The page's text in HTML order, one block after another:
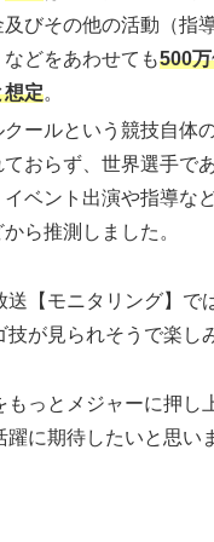
及びその他の活動（指
どをあわせても500
想定。
ールという競技自体
おらず、世界選手で
ベント出演や指導な
ら推測しました。
送【モニタリング】で
が見られそうで楽し
もっとメジャーに押し
に期待したいと思い